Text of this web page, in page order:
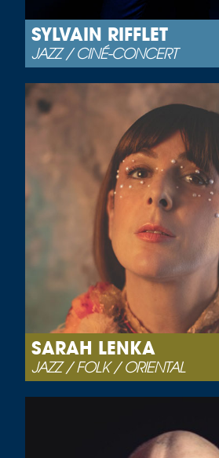
SYLVAIN RIFFLET
JAZZ / CINÉ-CONCERT
SARAH LENKA
JAZZ / FOLK / ORIENTAL